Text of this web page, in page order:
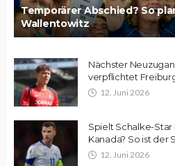
Temporärer Abschied? So
Wallentowitz
Nächster
verpflichtet
12. Juni 2026
Spielt Schalke-
Kanada? So ist der
12. Juni 2026